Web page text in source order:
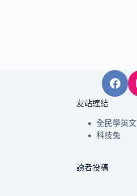
友站連結
全民學英文
科技兔
讀者投稿